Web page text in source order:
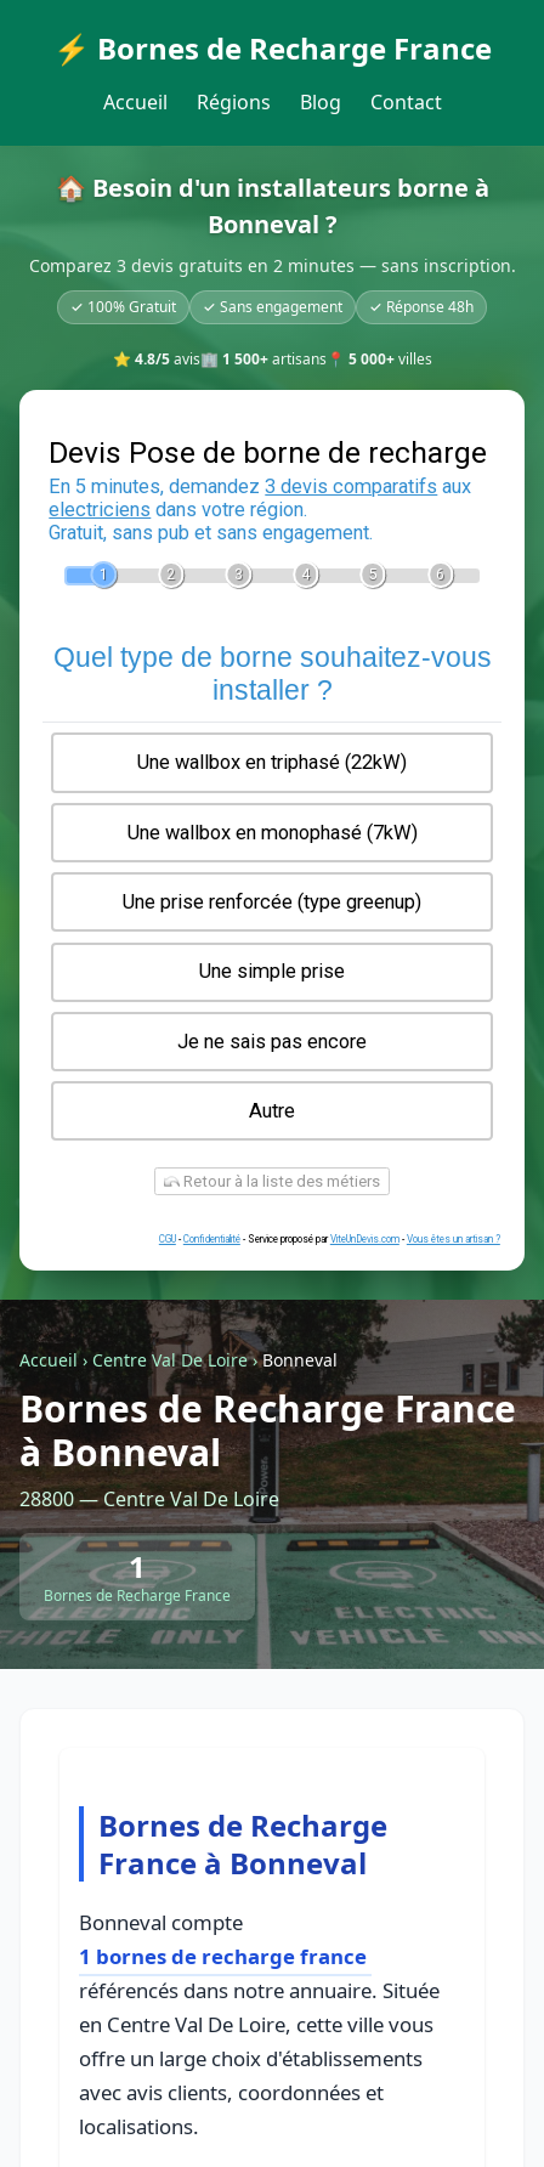
⚡ Bornes de Recharge France
Accueil Régions Blog Contact
🏠 Besoin d'un installateurs borne à
Bonneval ?
Comparez 3 devis gratuits en 2 minutes — sans inscription.
✓ 100% Gratuit ✓ Sans engagement ✓ Réponse 48h
⭐ 4.8/5avis🏢 1 500+artisans 📍 5 000+villes
Devis Pose de borne de
En 5 minutes, demandez3 devis comparatifs
Gratuit, sans pub et sans engagement.
2 3 6
Quel type de borne souhaitez-
installer ?
Une wallbox en triphasé (22kW)
Une wallbox en monophasé (7kW)
Une prise renforcée (type greenup)
Une simple prise
Je ne sais pas encore
Autre
Retour à la liste des métiers
CGU-Confidentialité- Service proposé parViteUnDevis.com-Vous
Accueil› Centre Val De Loire›Bonneval
Bornes de Recharge France
à Bonneval
28800 — Centre Val De Loire
1
Bornes de Recharge France
Bornes de Recharge
France à Bonneval
Bonneval compte
1 bornes de recharge france
référencés dans notre annuaire. Située
en Centre Val De Loire, cette ville vous
offre un large choix d'établissements
avec avis clients, coordonnées et
localisations.